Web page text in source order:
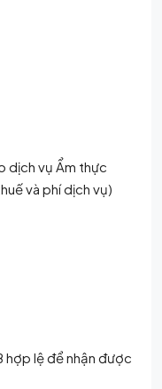
dịch vụ Ẩm thực
và phí dịch vụ)
hợp lệ để nhận được